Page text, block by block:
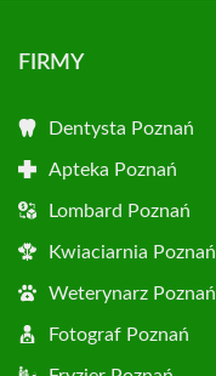
FIRMY
Dentysta Poznań
Apteka Poznań
Lombard Poznań
Kwiaciarnia Poznań
Weterynarz Poznań
Fotograf Poznań